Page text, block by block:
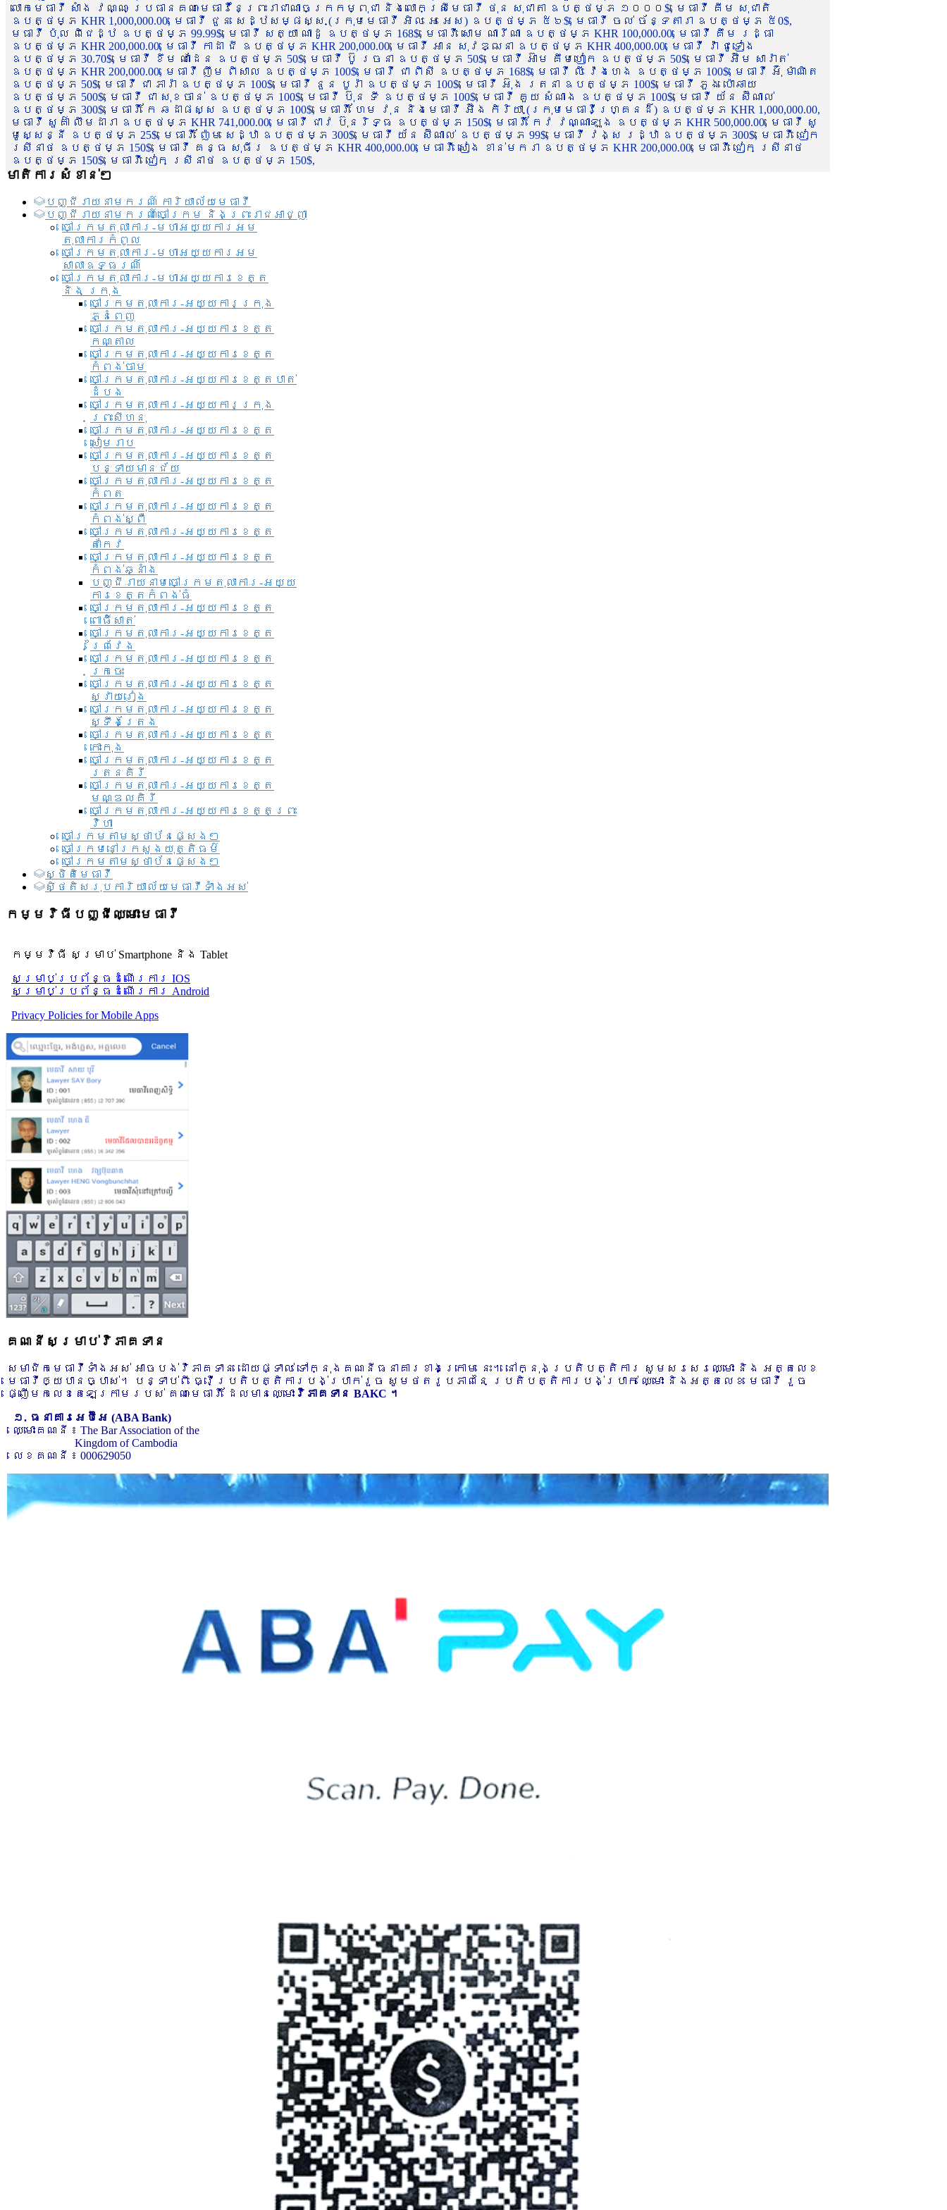
លោកមេធាវី សាំង វណ្ណៈ ប្រធានគណៈមេធាវីនៃព្រះរាជាណាចក្រកម្ពុជា និងលោកស្រីមេធាវី ថុន សុជាតា ឧបត្ថម្ភ ១០០០$, មេធាវី គីម សុជាតិ
ឧបត្ថម្ភ KHR 1,000,000.00, មេធាវី ជួន សេដ្ឋសម្ផស្ស (ក្រុមមេធាវី អិល អេ អេស) ឧបត្ថម្ភ ៥៦$, មេធាវី ចល់ ច័ន្ទតារា ឧបត្ថម្ភ ៥0$,
មេធាវី ប៉ុល ពិជេដ្ឋ ឧបត្ថម្ភ 99.99$, មេធាវី សត្យា ណាដូ ឧបត្ថម្ភ 168$, មេធាវី សោម ណារីណា ឧបត្ថម្ភ KHR 100,000.00, មេធាវី គឹម រដ្ធា
ឧបត្ថម្ភ KHR 200,000.00, មេធាវី កាដា ជី ឧបត្ថម្ភ KHR 200,000.00, មេធាវី អាន សុវឌ្ឍនា ឧបត្ថម្ភ KHR 400,000.00, មេធាវី វ៉ា ជូទៀង
ឧបត្ថម្ភ 30.70$, មេធាវី ខឹម ណាដែន ឧបត្ថម្ភ 50$, មេធាវី ប៊ូ រចនា ឧបត្ថម្ភ 50$, មេធាវី អ៊ាម គឹមហៀក ឧបត្ថម្ភ 50$, មេធាវី អ៊ឹម សារ៉ាត់
ឧបត្ថម្ភ KHR 200,000.00, មេធាវី ញឹម ពិសាល ឧបត្ថម្ភ 100$, មេធាវី ជា ពិសី ឧបត្ថម្ភ 168$, មេធាវី លី វ៉េងហេង ឧបត្ថម្ភ 100$, មេធាវី អ៊ុំ ម៉ាណិត
ឧបត្ថម្ភ 50$, មេធាវី ជា ភារ៉ា ឧបត្ថម្ភ 100$, មេធាវី នួន បូរ៉ា ឧបត្ថម្ភ 100$, មេធាវី អ៊ុង រតនា ឧបត្ថម្ភ 100$, មេធាវី ភួង ប៉ោឆាយ
ឧបត្ថម្ភ 500$, មេធាវី ជា សុខចាន់ ឧបត្ថម្ភ 100$, មេធាវី ប៊ុន ទី ឧបត្ថម្ភ 100$, មេធាវី គួយ សំណាង ឧបត្ថម្ភ 100$, មេធាវី យ័ន ស៊ីណាល់
ឧបត្ថម្ភ 300$, មេធាវី កែ ឆដាផស្ស ឧបត្ថម្ភ 100$, មេធាវី ហែម វុន និងមេធាវី អ៊ឹង កិរិយា (ក្រុមមេធាវីហ្គ្រេនដ៏) ឧបត្ថម្ភ KHR 1,000,000.00,
មេធាវី សួគ៌ា លឹមដារា ឧបត្ថម្ភ KHR 741,000.00, មេធាវី ជាវ ប៊ុនរិទ្ធ ឧបត្ថម្ភ 150$, មេធាវី កែវ វណ្ណាឡុង ឧបត្ថម្ភ KHR 500,000.00, មេធាវី សូ
មូសេ្សន្នី ឧបត្ថម្ភ 25$, មេធាវី ញ៉ែម សេដ្ឋា ឧបត្ថម្ភ 300$, មេធាវី យ័ន ស៊ីណាល់ ឧបត្ថម្ភ 99$, មេធាវី វង្ស រដ្ឋា ឧបត្ថម្ភ 300$, មេធាវី ជៀក
ស្រីនាថ ឧបត្ថម្ភ 150$, មេធាវី គន្ធ សុធីរ ឧបត្ថម្ភ KHR 400,000.00, មេធាវី សៀង ខាន់មករា ឧបត្ថម្ភ KHR 200,000.00, មេធាវី ជៀក ស្រីនាថ
ឧបត្ថម្ភ 150$, មេធាវី ជៀក ស្រីនាថ ឧបត្ថម្ភ 150$,
មាតិការសំខាន់ៗ
បញ្ជី​រាយ​នាមករណ៍ ការិយាល័យ​មេធាវី​
បញ្ជី​រាយ​នាមករណ៍​ចៅក្រម និងព្រះរាជអាជ្ញា
ចៅក្រមតុលាការ-មហាអយ្យការអម
តុលាការកំពូល
ចៅក្រមតុលាការ-មហាអយ្យការអម
សាលាឧទ្ធរណ៏
ចៅក្រមតុលាការ-មហាអយ្យការខេត្ត
និង ក្រុង
ចៅក្រមតុលាការ-អយ្យការក្រុង
ភ្នំពេញ
ចៅក្រមតុលាការ-អយ្យការខេត្ត
កណ្តាល
ចៅក្រមតុលាការ-អយ្យការខេត្ត
កំពង់ចាម
ចៅក្រមតុលាការ-អយ្យការខេត្តបាត់
ដំបង
ចៅក្រមតុលាការ-អយ្យការ​ក្រុង
ព្រះសីហនុ
ចៅក្រមតុលាការ-អយ្យការខេត្ត
សៀមរាប
ចៅក្រមតុលាការ-អយ្យការខេត្ត
បន្ទាយមានជ័យ
ចៅក្រមតុលាការ-អយ្យការខេត្ត
កំពត
ចៅក្រមតុលាការ-អយ្យការខេត្ត
កំពង់ស្ពឺ
ចៅក្រមតុលាការ-អយ្យការខេត្ត
តាកែវ
ចៅក្រមតុលាការ-អយ្យការខេត្ត
កំពង់ឆ្នាំង
បញ្ជីរាយនាមចៅក្រមតុលាការ-អយ្យ
ការខេត្តកំពង់ធំ
ចៅក្រមតុលាការ-អយ្យការខេត្ត
ពោធិ៍សាត់
ចៅក្រមតុលាការ-អយ្យការខេត្ត
ព្រៃវែង
ចៅក្រមតុលាការ-អយ្យការខេត្ត
ក្រចេះ
ចៅក្រមតុលាការ-អយ្យការខេត្ត
ស្វាយរៀង
ចៅក្រមតុលាការ-អយ្យការខេត្ត
ស្ទឹងត្រែង
ចៅក្រមតុលាការ-អយ្យការខេត្ត
កោះកុង
ចៅក្រមតុលាការ-អយ្យការខេត្ត
រតនគិរី
ចៅក្រមតុលាការ-អយ្យការខេត្ត
មណ្ឌលគិរី
ចៅក្រមតុលាការ-អយ្យការខេត្តព្រះ
វិហា
ចៅក្រមតាមស្ថាប័នផ្សេងៗ
ចៅក្រមនៅក្រសួងយុត្តិធម៌
ចៅក្រមតាមស្ថាប័នផ្សេងៗ
ស្ថិតិមេធាវី
សិ្ថតិសរុបការិយាល័យមេធាវីទាំងអស់​
កម្មវិធីបញ្ជីឈ្មោះមេធាវី
កម្មវិធី សម្រាប់ Smartphone និង Tablet
សម្រាប់​ប្រព័ន្ធដំណើរការ IOS
សម្រាប់​ប្រព័ន្ធដំណើរការ Android
Privacy Policies for Mobile Apps
គណនីសម្រាប់វិភាគទាន
សមាជិកមេធាវីទាំងអស់ អាចបង់វិភាគទាន ដោយផ្ទាល់ ទៅក្នុងគណនីធនាគារខាងក្រោម នេះ។ នៅក្នុងប្រតិបត្តិការ សូមសរសេរឈ្មោះ និង អត្តលេខ
មេធាវីឲ្យបានច្បាស់។ បន្ទាប់ពី ធ្វើប្រតិបត្តិការបង់ប្រាក់រួច សូមថតរូបភាពនៃ ប្រតិបត្តិការបង់ប្រាក់ ឈ្មោះ និងអត្តលេខ មេធាវី រួច
ផ្ញើមកលេខតេឡេក្រាមរបស់ គណៈមេធាវី ដែលមានឈ្មោះ វិភាគទាន BAKC ។
១. ធនាគារអេប៊ីអេ (ABA Bank)
ឈ្មោះគណនី ៖ The Bar Association of the
Kingdom of Cambodia
លេខគណនី ៖ 000629050